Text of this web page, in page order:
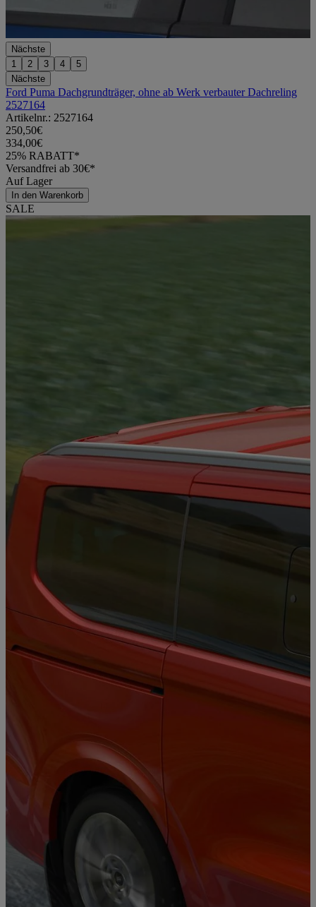
Nächste
1
2 3 4
5
Nächste
Ford Puma Dachgrundträger, ohne ab Werk verbauter Dachreling
2527164
Artikelnr.: 2527164
250,50€
334,00€
25% RABATT*
Versandfrei ab 30€*
Auf Lager
In den Warenkorb
SALE